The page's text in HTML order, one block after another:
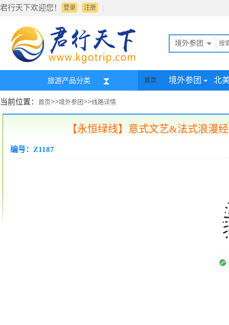
君行天下欢迎您！ 登录 |
注册
境外参团
旅游产品分类 首页 境外参团 北
当前位置： 首页>>境外参团>>线路详情
【永恒绿线】意式文艺&法式浪漫
编号：Z1187